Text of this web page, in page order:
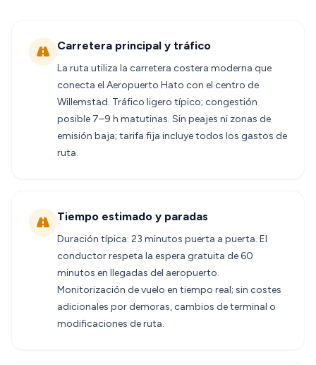
Carretera principal y tráfico
La ruta utiliza la carretera costera moderna que
conecta el Aeropuerto Hato con el centro de
Willemstad. Tráfico ligero típico; congestión
posible 7–9 h matutinas. Sin peajes ni zonas de
emisión baja; tarifa fija incluye todos los gastos de
ruta.
Tiempo estimado y paradas
Duración típica: 23 minutos puerta a puerta. El
conductor respeta la espera gratuita de 60
minutos en llegadas del aeropuerto.
Monitorización de vuelo en tiempo real; sin costes
adicionales por demoras, cambios de terminal o
modificaciones de ruta.